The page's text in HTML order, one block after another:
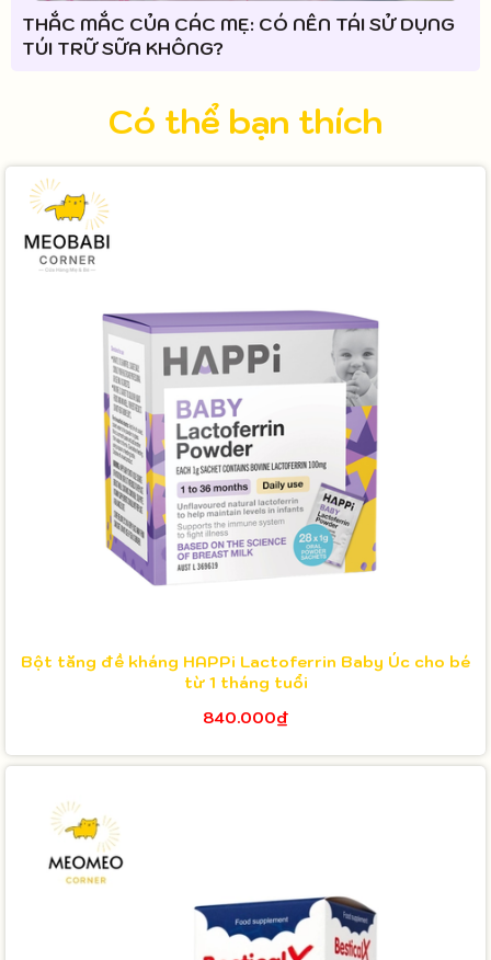
THẮC MẮC CỦA CÁC MẸ: CÓ NÊN TÁI SỬ DỤNG
TÚI TRỮ SỮA KHÔNG?
Có thể bạn thích
Bột tăng đề kháng HAPPi Lactoferrin Baby Úc cho bé
từ 1 tháng tuổi
840.000₫